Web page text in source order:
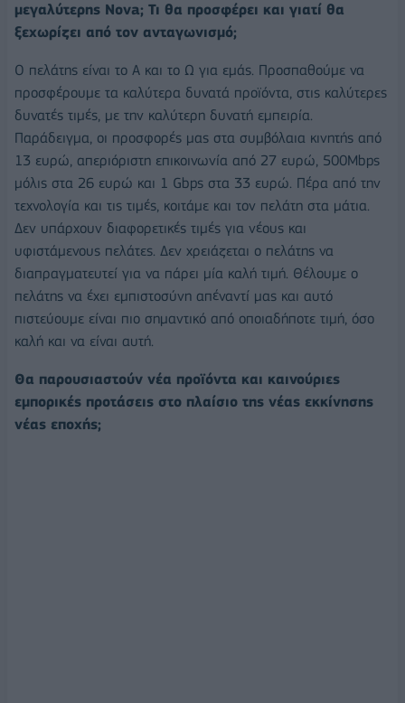
μεγαλύτερης Nova; Τι θα προσφέρει και γιατί θα
ξεχωρίζει από τον ανταγωνισμό;
Ο πελάτης είναι το Α και το Ω για εμάς. Προσπαθούμε να
προσφέρουμε τα καλύτερα δυνατά προϊόντα, στις καλύτερες
δυνατές τιμές, με την καλύτερη δυνατή εμπειρία.
Παράδειγμα, οι προσφορές μας στα συμβόλαια κινητής από
13 ευρώ, απεριόριστη επικοινωνία από 27 ευρώ, 500Μbps
μόλις στα 26 ευρώ και 1 Gbps στα 33 ευρώ. Πέρα από την
τεχνολογία και τις τιμές, κοιτάμε και τον πελάτη στα μάτια.
Δεν υπάρχουν διαφορετικές τιμές για νέους και
υφιστάμενους πελάτες. Δεν χρειάζεται ο πελάτης να
διαπραγματευτεί για να πάρει μία καλή τιμή. Θέλουμε ο
πελάτης να έχει εμπιστοσύνη απέναντί μας και αυτό
πιστεύουμε είναι πιο σημαντικό από οποιαδήποτε τιμή, όσο
καλή και να είναι αυτή.
Θα παρουσιαστούν νέα προϊόντα και καινούριες
εμπορικές προτάσεις στο πλαίσιο της νέας εκκίνησης
νέας εποχής;